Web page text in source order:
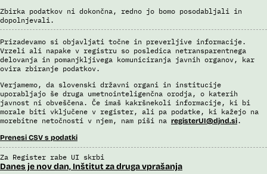
Zbirka podatkov ni dokončna, redno jo bomo posodabljali in
dopolnjevali.
Prizadevamo si objavljati točne in preverljive informacije.
Vrzeli ali napake v registru so posledica netransparentnega
delovanja in pomanjkljivega komuniciranja javnih organov, kar
ovira zbiranje podatkov.
Verjamemo, da slovenski državni organi in institucije
uporabljajo še druga umetnointeligenčna orodja, o katerih
javnost ni obveščena. Če imaš kakršnekoli informacije, ki bi
morale biti vključene v register, ali pa podatke, ki kažejo na
morebitne netočnosti v njem, nam piši na registerUI@djnd.si.
Prenesi CSV s podatki
Za Register rabe UI skrbi
Danes je nov dan, Inštitut za druga vprašanja